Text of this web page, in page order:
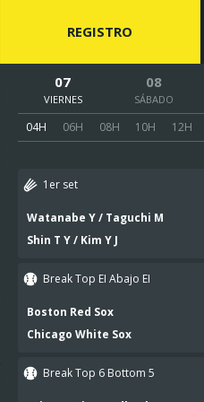
REGISTRO
07
VIERNES
08
SÁBADO
04H 06H 08H 10H 12H
1er set
Watanabe Y / Taguchi M
Shin T Y / Kim Y J
Break Top EI Abajo EI
Boston Red Sox
Chicago White Sox
Break Top 6 Bottom 5